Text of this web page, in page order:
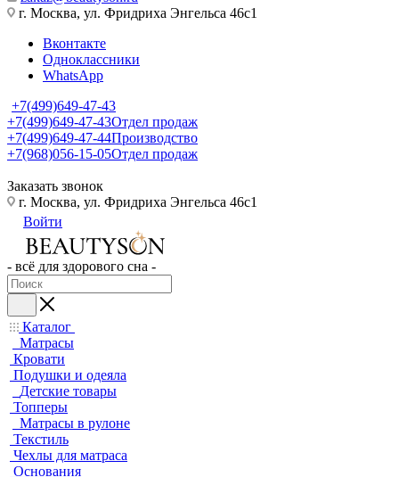
г. Москва, ул. Фридриха Энгельса 46с1
Вконтакте
Одноклассники
WhatsApp
+7(499)649-47-43
+7(499)649-47-43Отдел продаж
+7(499)649-47-44Производство
+7(968)056-15-05Отдел продаж
Заказать звонок
г. Москва, ул. Фридриха Энгельса 46с1
Войти
- всё для здорового сна -
Каталог
Матрасы
Кровати
Подушки и одеяла
Детские товары
Топперы
Матрасы в рулоне
Текстиль
Чехлы для матраса
Основания